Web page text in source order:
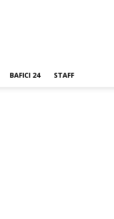
BAFICI 24 STAFF